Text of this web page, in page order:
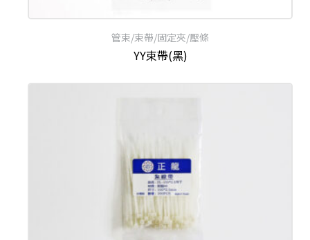
管束/束帶/固定夾/壓條
YY束帶(黑)